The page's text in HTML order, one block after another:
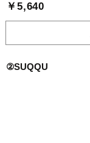
￥5,640
②SUQQU